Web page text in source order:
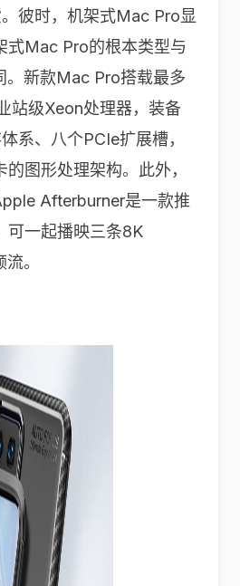
彼时，机架式Mac Pro显
式Mac Pro的根本类型与
。新款Mac Pro搭载最多
站级Xeon处理器，装备
系、八个PCIe扩展槽，
图形处理架构。此外，
Afterburner是一款推
可一起播映三条8K
。